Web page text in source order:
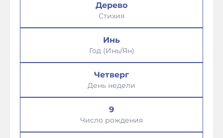
Дерево
Стихия
Инь
Год (Инь/Ян)
Четверг
День недели
9
Число рождения